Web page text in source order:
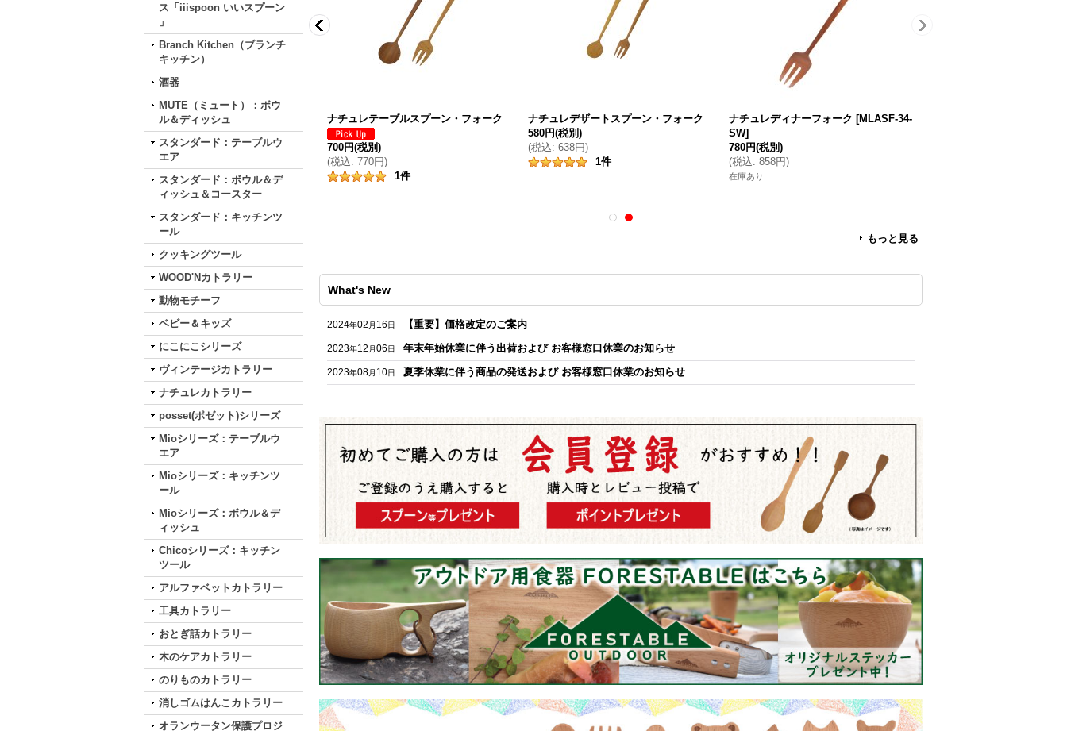
ス「iiispoon いいスプーン
」
Branch Kitchen（ブランチ
キッチン）
酒器
MUTE（ミュート）：ボウ
ル＆ディッシュ
スタンダード：テーブルウ
エア
スタンダード：ボウル＆デ
ィッシュ＆コースター
スタンダード：キッチンツ
ール
クッキングツール
WOOD'Nカトラリー
動物モチーフ
ベビー＆キッズ
にこにこシリーズ
ヴィンテージカトラリー
ナチュレカトラリー
posset(ポゼット)シリーズ
Mioシリーズ：テーブルウ
エア
Mioシリーズ：キッチンツ
ール
Mioシリーズ：ボウル＆デ
ィッシュ
Chicoシリーズ：キッチン
ツール
アルファベットカトラリー
工具カトラリー
おとぎ話カトラリー
木のケアカトラリー
のりものカトラリー
消しゴムはんこカトラリー
オランウータン保護プロジ
ナチュレフォークマドラー
480円～550円(税別)
: 528円～605円 )
ナチュレテーブルスプーン・フォーク
700円(税別)
(税込: 770円)
1件
ナチュレデザートスプーン・フォーク
580円(税別)
(税込: 638円)
1件
ナチュレディナーフォーク [MLASF-34-
SW]
780円(税別)
(税込: 858円)
在庫あり
もっと見る
What's New
2024年02月 16 日 【重要】価格改定のご案内
2023年12月 06 日 年末年始休業に伴う出荷および お客様窓口休業のお知らせ
2023年08月 10日 夏季休業に伴う商品の発送および お客様窓口休業のお知らせ